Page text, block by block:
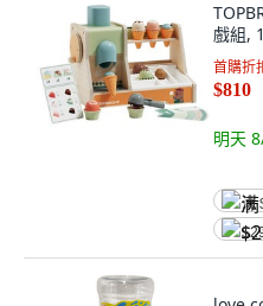
戲組,
首購折
$810
明天
满